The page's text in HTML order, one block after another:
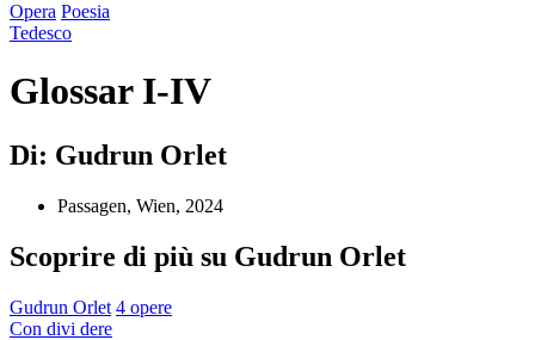
Opera Poesia
Tedesco
Glossar I-IV
Di: Gudrun Orlet
Passagen, Wien, 2024
Scoprire di più su Gudrun Orlet
Gudrun Orlet 4 opere
Con divi dere